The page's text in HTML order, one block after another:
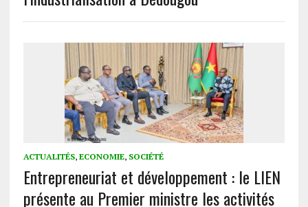
ACTUALITÉS, ECONOMIE, SOCIÉTÉ
Entrepreneuriat et développement : le LIEN
présente au Premier ministre les activités